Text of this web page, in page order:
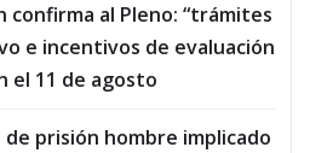
confirma al Pleno: “trámites
e incentivos de evaluación
el 11 de agosto
de prisión hombre implicado